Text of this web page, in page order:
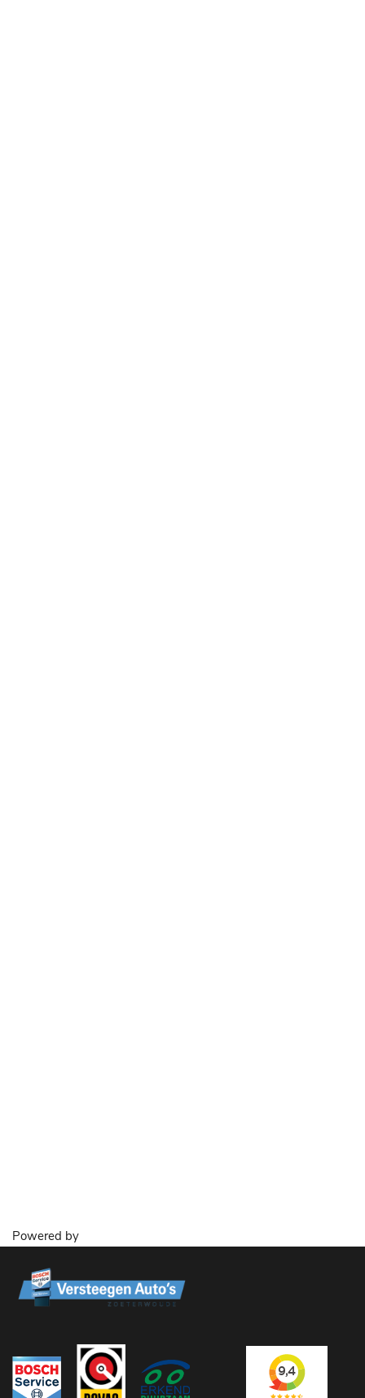
Powered by